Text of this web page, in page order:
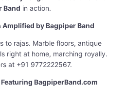
Band in action.
Amplified by Bagpiper Band
to rajas. Marble floors, antique
right at home, marching royally.
at +91 9772222567.
BagpiperBand.com